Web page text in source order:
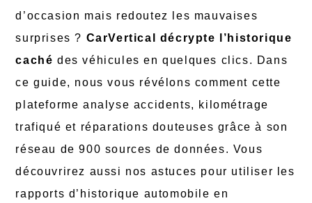
d’occasion mais redoutez les mauvaises
surprises ? CarVertical décrypte l’historique
caché des véhicules en quelques clics. Dans
ce guide, nous vous révélons comment cette
plateforme analyse accidents, kilométrage
trafiqué et réparations douteuses grâce à son
réseau de 900 sources de données. Vous
découvrirez aussi nos astuces pour utiliser les
rapports d’historique automobile en